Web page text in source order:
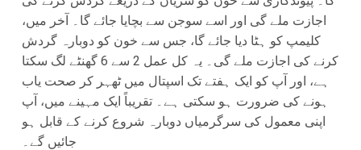
اجازت ملے گی اور اسے سوجن سے بچایا جائے گا۔ آخر میں،
کلیمپ کو ہٹا دیا جائے گا، جس سے خون کو دوبارہ گردش
کرنے کی اجازت ملے گی۔ یہ کل عمل 2 سے 6 گھنٹے لگ سکتا
ہے، اور آپ کو ایک ہفتے تک اسپتال میں ٹھہر کر صحت یاب
ہونے کی ضرورت ہو سکتی ہے۔ تقریباً ایک مہینے میں، آپ
اپنی معمول کی سرگرمیاں دوبارہ شروع کرنے کے قابل ہو
جائیں گے۔